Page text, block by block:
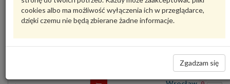
cookies albo ma możliwość wyłączenia ich w przeglądarce,
dzięki czemu nie będą zbierane żadne informacje.
Zgadzam się
oceń produkt
Zadaj pytanie o produkt
1T0611775A
Wprowadź
Dostępność